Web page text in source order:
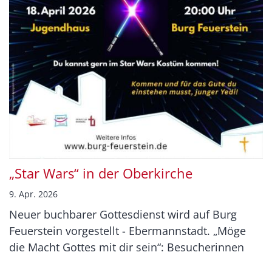
„Star Wars“ in der Oberkirche
9. Apr. 2026
Neuer buchbarer Gottesdienst wird auf Burg
Feuerstein vorgestellt - Ebermannstadt. „Möge
die Macht Gottes mit dir sein“: Besucherinnen